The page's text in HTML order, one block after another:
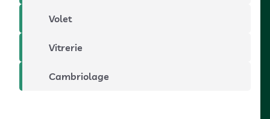
Volet
Vitrerie
Cambriolage